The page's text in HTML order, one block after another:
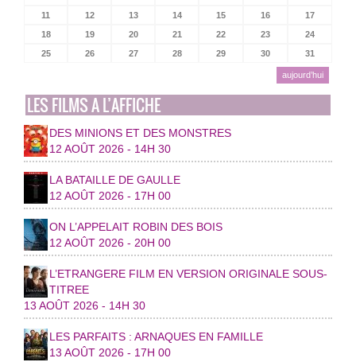
11
12 13 14 15 16
17
18
19 20 21 22 23
24
25
26 27 28 29 30 31
aujourd’hui
LES FILMS A L’AFFICHE
DES MINIONS ET DES MONSTRES
12 AOÛT 2026 - 14H 30
LA BATAILLE DE GAULLE
12 AOÛT 2026 - 17H 00
ON L’APPELAIT ROBIN DES BOIS
12 AOÛT 2026 - 20H 00
L’ETRANGERE FILM EN VERSION ORIGINALE SOUS-
TITREE
13 AOÛT 2026 - 14H 30
LES PARFAITS : ARNAQUES EN FAMILLE
13 AOÛT 2026 - 17H 00